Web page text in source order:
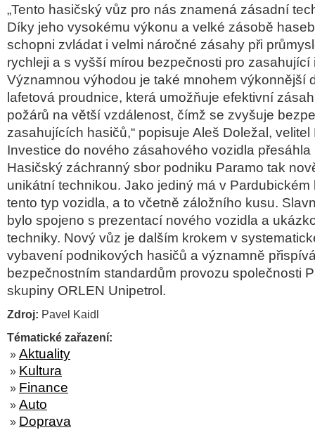
„Tento hasičský vůz pro nás znamená zásadní
Díky jeho vysokému výkonu a velké zásobě
schopni zvládat i velmi náročné zásahy při
rychleji a s vyšší mírou bezpečnosti pro zasahující
Významnou výhodou je také mnohem výkonnější
lafetová proudnice, která umožňuje efektivní
požárů na větší vzdálenost, čímž se zvyšuje
zasahujících hasičů,“ popisuje Aleš Doležal, velitel
Investice do nového zásahového vozidla přesáhla
Hasičský záchranný sbor podniku Paramo tak
unikátní technikou. Jako jediný má v Pardubickém
tento typ vozidla, a to včetně záložního kusu.
bylo spojeno s prezentací nového vozidla a
techniky. Nový vůz je dalším krokem v
vybavení podnikových hasičů a významně
bezpečnostním standardům provozu společnosti
skupiny ORLEN Unipetrol.
Zdroj: Pavel Kaidl
Tématické zařazení:
» Aktuality
» Kultura
» Finance
» Auto
» Doprava